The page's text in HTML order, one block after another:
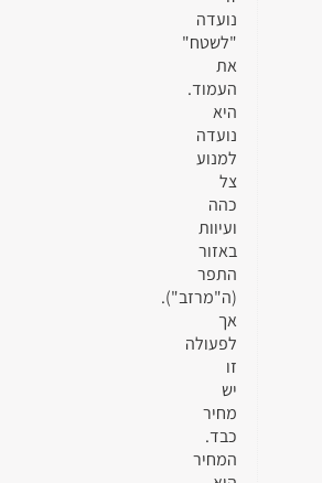
נועדה
"לשטח"
את
העמוד.
היא
נועדה
למנוע
צל
כהה
ועיוות
באזור
התפר
(ה"מרזב").
אך
לפעולה
זו
יש
מחיר
כבד.
המחיר